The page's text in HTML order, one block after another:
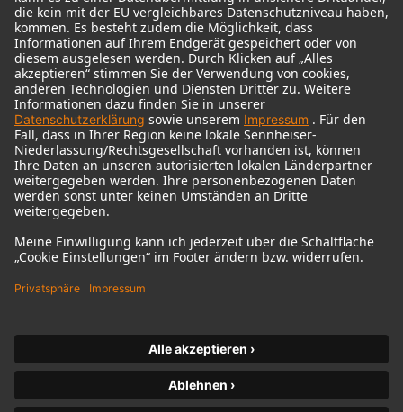
© 2018 - 2026Georg Neumann GmbH
Impressum
Nutzungsbedingungen
Datenschutz
AGB
Widerrufsrecht
Produktbezogener Umweltschutz